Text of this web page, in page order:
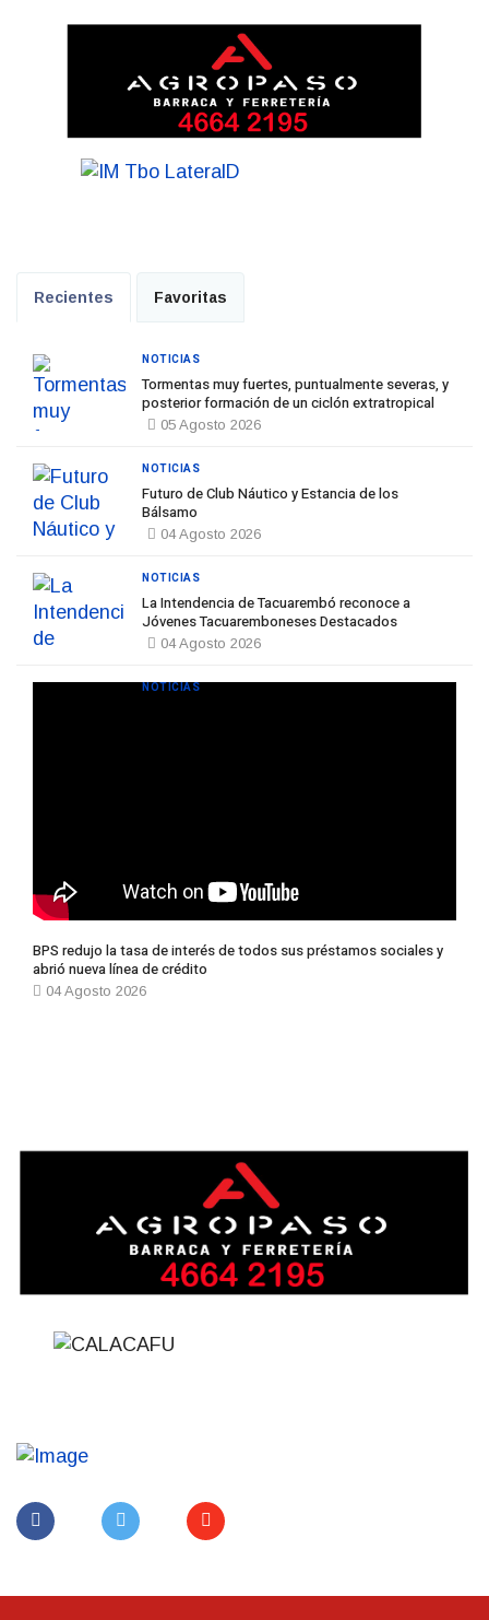
Recientes Favoritas
Tormentas muy fuertes, puntualmente severas, y
posterior formación de un ciclón extratropical
05 Agosto 2026
NOTICIAS
Futuro de Club Náutico y Estancia de los
Bálsamo
04 Agosto 2026
NOTICIAS
La Intendencia de Tacuarembó reconoce a
Jóvenes Tacuaremboneses Destacados
04 Agosto 2026
NOTICIAS
BPS redujo la tasa de interés de todos sus préstamos sociales y
abrió nueva línea de crédito
04 Agosto 2026
NOTICIAS